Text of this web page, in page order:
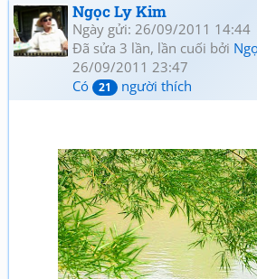
Ngọc Ly Kim
Ngày gửi: 26/09/2011 14:44
Đã sửa 3 lần, lần cuối bởi
26/09/2011 23:47
Có
21 người thích